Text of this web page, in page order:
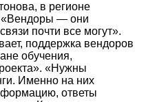
в регионе
«Вендоры — они
почти все могут».
поддержка вендоров
обучения,
«Нужны
Именно на них
ответы